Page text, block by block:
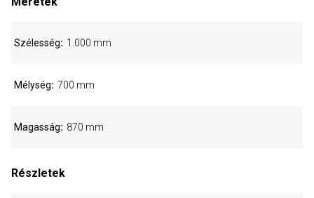
Szélesség 1.000 mm
Mélység 700 mm
Magasság 870 mm
Részletek